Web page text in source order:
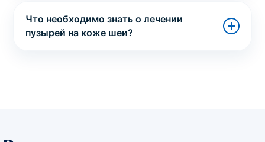
Что необходимо знать о лечении
пузырей на коже шеи?